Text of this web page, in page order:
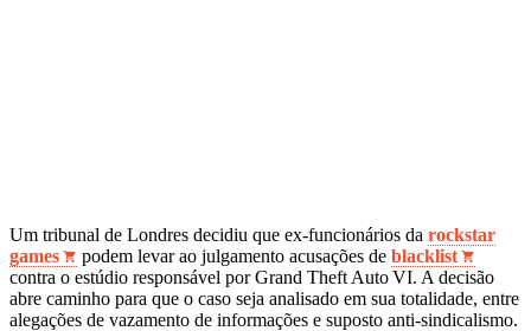
Um tribunal de Londres decidiu que ex‑funcionários da rockstar
games
podem levar ao julgamento acusações de blacklist
contra o estúdio responsável por Grand Theft Auto VI. A decisão
abre caminho para que o caso seja analisado em sua totalidade, entre
alegações de vazamento de informações e suposto anti‑sindicalismo.